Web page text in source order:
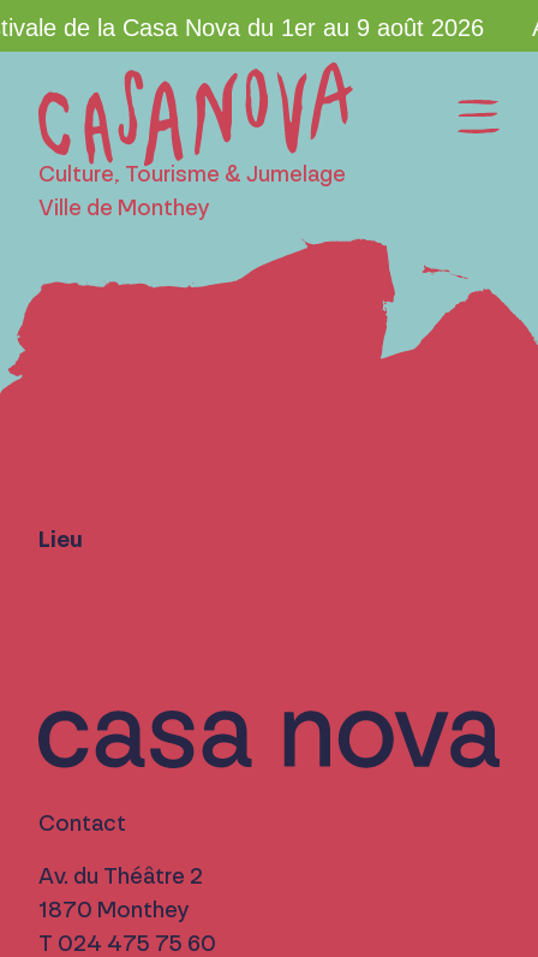
de la Casa Nova du 1er au 9 août 2026
Culture, Tourisme & Jumelage
Ville de Monthey
Lieu
Contact
Av. du Théâtre 2
1870 Monthey
T 024 475 75 60